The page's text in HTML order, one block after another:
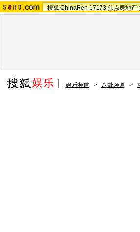
搜狐 ChinaRen 17173 焦点房地产
娱乐频道 > 八卦频道 >